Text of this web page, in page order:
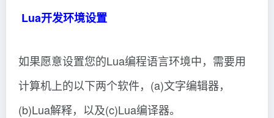
Lua开发环境设置
如果愿意设置您的Lua编程语言环境中，需要用
计算机上的以下两个软件，(a)文字编辑器，
(b)Lua解释，以及(c)Lua编译器。